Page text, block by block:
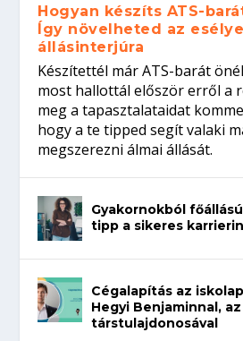
Hogyan készíts ATS-
Így növelheted az
állásinterjúra
Készítettél már ATS-barát
most hallottál először erről a
meg a tapasztalataidat
hogy a te tipped segít valaki
megszerezni álmai állását.
Gyakornokból
tipp a sikeres
Cégalapítás az
Hegyi Benjaminnal,
társtulajdonosával